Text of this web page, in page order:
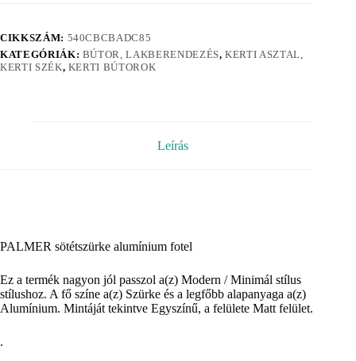
CIKKSZÁM: 540CBCBADC85
KATEGÓRIÁK: BÚTOR, LAKBERENDEZÉS,KERTI ASZTAL,
KERTI SZÉK, KERTI BÚTOROK
Leírás
PALMER sötétszürke alumínium fotel
Ez a termék nagyon jól passzol a(z) Modern / Minimál stílus
stílushoz. A fő színe a(z) Szürke és a legfőbb alapanyaga a(z)
Alumínium. Mintáját tekintve Egyszínű, a felülete Matt felület.
.